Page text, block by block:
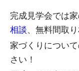
完成見学会では家
相談、無料間取
家づくりについ
さい！